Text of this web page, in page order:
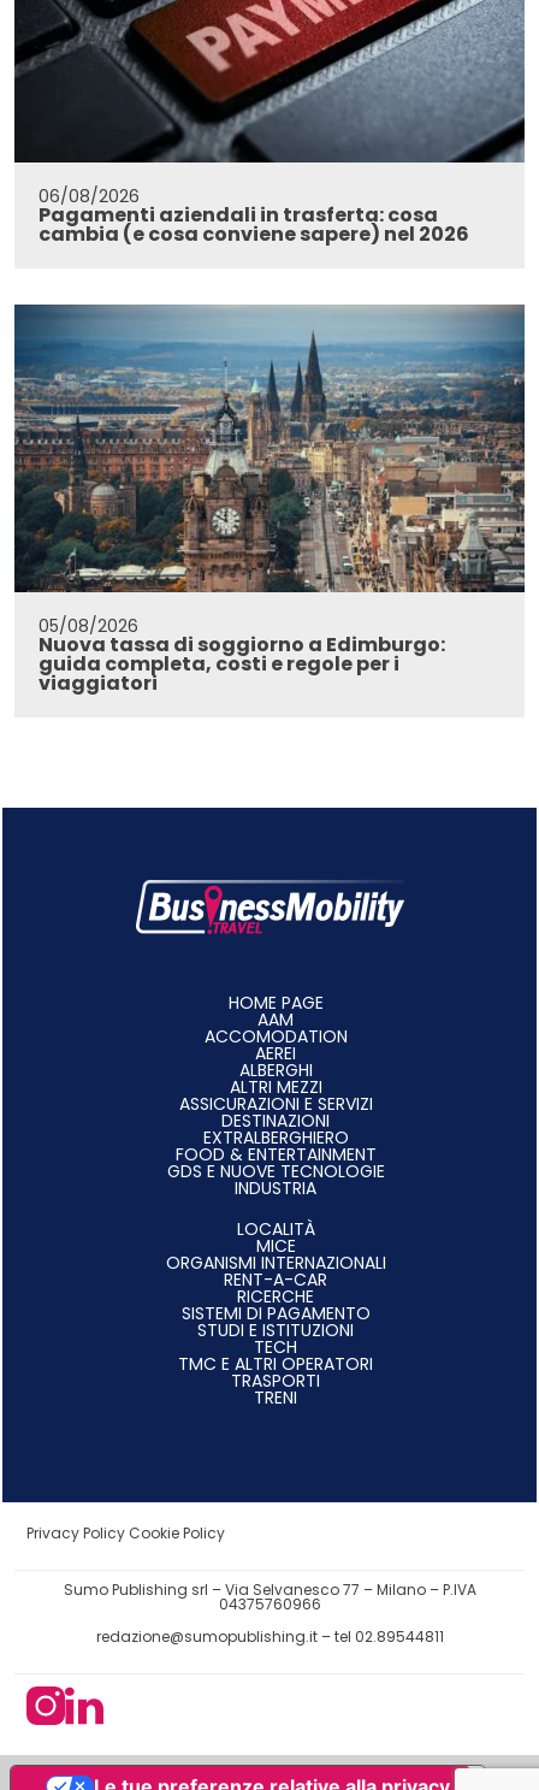
06/08/2026
Pagamenti aziendali in trasferta: cosa
cambia (e cosa conviene sapere) nel 2026
05/08/2026
Nuova tassa di soggiorno a Edimburgo:
guida completa, costi e regole per i
viaggiatori
HOME PAGE
AAM
ACCOMODATION
AEREI
ALBERGHI
ALTRI MEZZI
ASSICURAZIONI E SERVIZI
DESTINAZIONI
EXTRALBERGHIERO
FOOD & ENTERTAINMENT
GDS E NUOVE TECNOLOGIE
INDUSTRIA
LOCALITÀ
MICE
ORGANISMI INTERNAZIONALI
RENT-A-CAR
RICERCHE
SISTEMI DI PAGAMENTO
STUDI E ISTITUZIONI
TECH
TMC E ALTRI OPERATORI
TRASPORTI
TRENI
Privacy Policy Cookie Policy
Sumo Publishing srl – Via Selvanesco 77 – Milano – P.IVA
04375760966
redazione@sumopublishing.it– tel 02.89544811